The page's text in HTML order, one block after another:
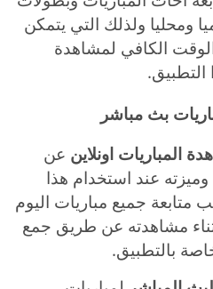
ومحليا ولذلك التي يتمكن
الكافي لمشاهدة
التطبيق.
بث مباشر
المباريات اونلاين عن
وميزته عند استخدام هذا
متابعة جميع مباريات اليوم
مشاهدته عن طريق جمع
بالتطبيق.